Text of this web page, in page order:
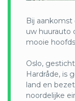
de SDG-index
De belangrijkste
SDG’s in
staat van de
wordt geleverd
eveneens
verminderen
35 procent van
Bij aankomst
uw huurauto
mooie
Oslo,
Hardråde, is
land en
noordelijke